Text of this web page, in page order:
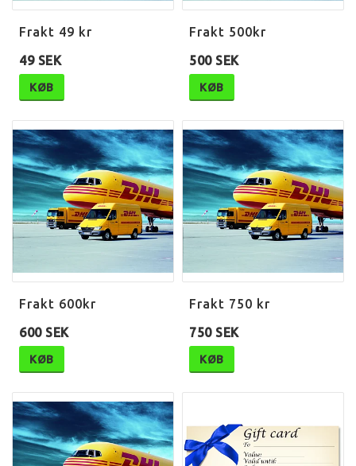
Frakt 49 kr
49 SEK
KØB
Frakt 500kr
500 SEK
KØB
Frakt 600kr
600 SEK
KØB
Frakt 750 kr
750 SEK
KØB